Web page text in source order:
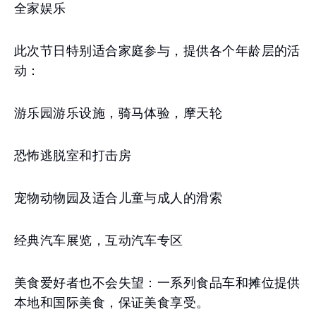
全家娱乐
此次节日特别适合家庭参与，提供各个年龄层的活
动：
游乐园游乐设施，骑马体验，摩天轮
恐怖逃脱室和打击房
宠物动物园及适合儿童与成人的滑索
经典汽车展览，互动汽车专区
美食爱好者也不会失望：一系列食品车和摊位提供
本地和国际美食，保证美食享受。